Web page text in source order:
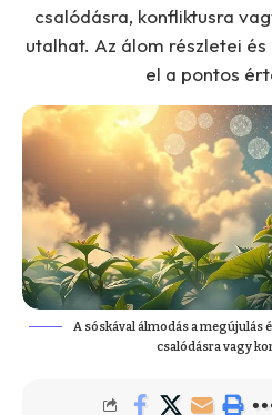
csalódásra, konfliktusra
utalhat. Az álom részletei
el a pontos
A sóskával álmodás a megújulás
csalódásra vagy